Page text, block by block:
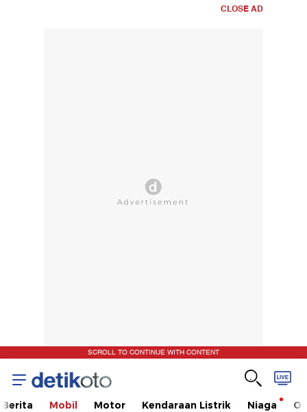
CLOSE AD
SCROLL TO CONTINUE WITH CONTENT
Berita Mobil Motor Kendaraan Listrik Niaga